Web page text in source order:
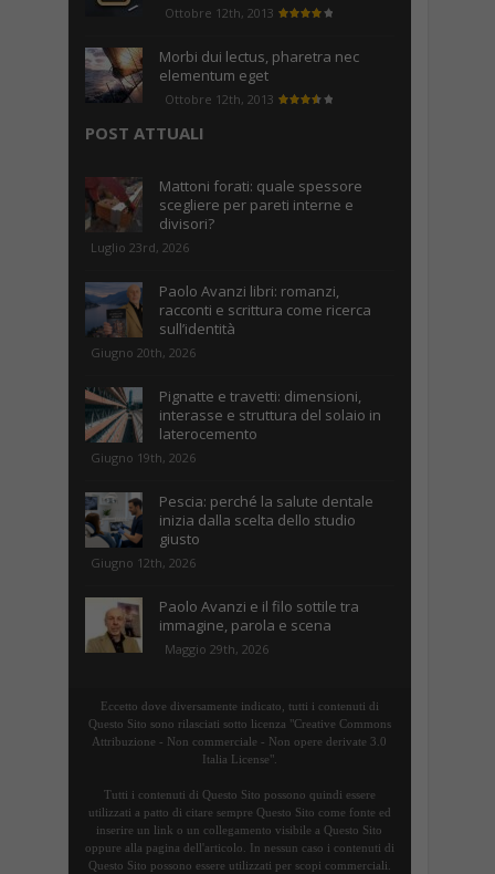
Ottobre 12th, 2013
Morbi dui lectus, pharetra nec
elementum eget
Ottobre 12th, 2013
POST ATTUALI
Mattoni forati: quale spessore
scegliere per pareti interne e
divisori?
Luglio 23rd, 2026
Paolo Avanzi libri: romanzi,
racconti e scrittura come ricerca
sull’identità
Giugno 20th, 2026
Pignatte e travetti: dimensioni,
interasse e struttura del solaio in
laterocemento
Giugno 19th, 2026
Pescia: perché la salute dentale
inizia dalla scelta dello studio
giusto
Giugno 12th, 2026
Paolo Avanzi e il filo sottile tra
immagine, parola e scena
Maggio 29th, 2026
Eccetto dove diversamente indicato, tutti i contenuti di
Questo Sito sono rilasciati sotto licenza "Creative Commons
Attribuzione - Non commerciale - Non opere derivate 3.0
Italia License".
Tutti i contenuti di Questo Sito possono quindi essere
utilizzati a patto di citare sempre Questo Sito come fonte ed
inserire un link o un collegamento visibile a Questo Sito
oppure alla pagina dell'articolo. In nessun caso i contenuti di
Questo Sito possono essere utilizzati per scopi commerciali.